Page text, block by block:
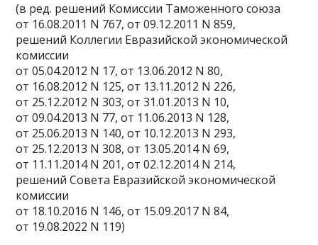
(в ред. решений Комиссии Таможенного союза
от 16.08.2011 N 767, от 09.12.2011 N 859,
решений Коллегии Евразийской экономической
комиссии
от 05.04.2012 N 17, от 13.06.2012 N 80,
от 16.08.2012 N 125, от 13.11.2012 N 226,
от 25.12.2012 N 303, от 31.01.2013 N 10,
от 09.04.2013 N 77, от 11.06.2013 N 128,
от 25.06.2013 N 140, от 10.12.2013 N 293,
от 25.12.2013 N 308, от 13.05.2014 N 69,
от 11.11.2014 N 201, от 02.12.2014 N 214,
решений Совета Евразийской экономической
комиссии
от 18.10.2016 N 146, от 15.09.2017 N 84,
от 19.08.2022 N 119)